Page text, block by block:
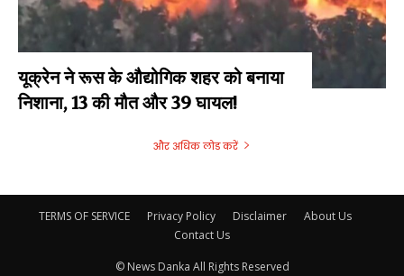
यूक्रेन ने रूस के औद्योगिक शहर को बनाया
निशाना, 13 की मौत और 39 घायल!
और अधिक लोड करें
TERMS OF SERVICE Privacy Policy Disclaimer
About Us
Contact Us
© News Danka All Rights Reserved